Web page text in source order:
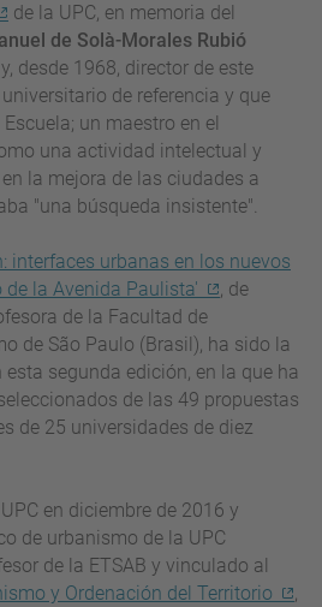
de la UPC, en memoria del
de Solà-Morales Rubió
desde 1968, director de este
de referencia y que
un maestro en el
una actividad intelectual y
la mejora de las ciudades a
"una búsqueda insistente".
interfaces urbanas en los nuevos
de la Avenida Paulista'
, de
de la Facultad de
de São Paulo (Brasil), ha sido la
segunda edición, en la que ha
de las 49 propuestas
de 25 universidades de diez
en diciembre de 2016 y
de urbanismo de la UPC
de la ETSAB y vinculado al
y Ordenación del Territorio